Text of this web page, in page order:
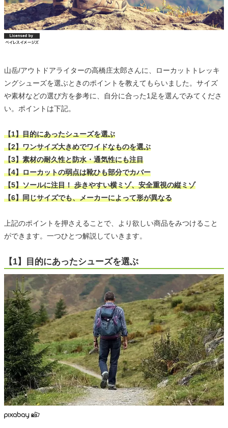
山岳/アウトドアライターの高橋庄太郎さんに、ローカットトレッキ
ングシューズを選ぶときのポイントを教えてもらいました。サイズ
や素材などの選び方を参考に、自分に合った1足を選んでみてくださ
い。ポイントは下記。
【1】目的にあったシューズを選ぶ
【2】ワンサイズ大きめでワイドなものを選ぶ
【3】素材の耐久性と防水・通気性にも注目
【4】ローカットの弱点は靴ひも部分でカバー
【5】ソールに注目！ 歩きやすい横ミゾ、安全重視の縦ミゾ
【6】同じサイズでも、メーカーによって形が異なる
上記のポイントを押さえることで、より欲しい商品をみつけること
ができます。一つひとつ解説していきます。
【1】目的にあったシューズを選ぶ